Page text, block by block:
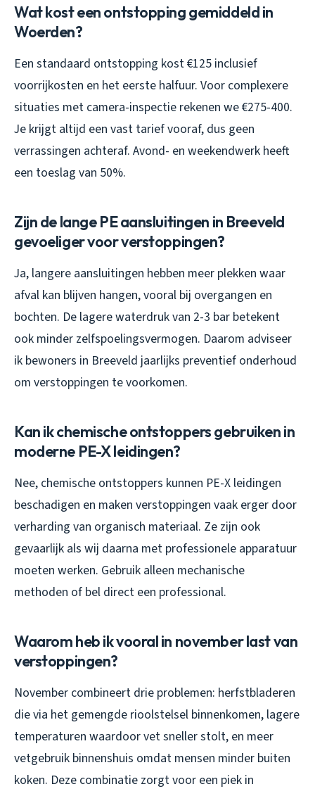
Wat kost een ontstopping gemiddeld in
Woerden?
Een standaard ontstopping kost €125 inclusief
voorrijkosten en het eerste halfuur. Voor complexere
situaties met camera-inspectie rekenen we €275-400.
Je krijgt altijd een vast tarief vooraf, dus geen
verrassingen achteraf. Avond- en weekendwerk heeft
een toeslag van 50%.
Zijn de lange PE aansluitingen in Breeveld
gevoeliger voor verstoppingen?
Ja, langere aansluitingen hebben meer plekken waar
afval kan blijven hangen, vooral bij overgangen en
bochten. De lagere waterdruk van 2-3 bar betekent
ook minder zelfspoelingsvermogen. Daarom adviseer
ik bewoners in Breeveld jaarlijks preventief onderhoud
om verstoppingen te voorkomen.
Kan ik chemische ontstoppers gebruiken in
moderne PE-X leidingen?
Nee, chemische ontstoppers kunnen PE-X leidingen
beschadigen en maken verstoppingen vaak erger door
verharding van organisch materiaal. Ze zijn ook
gevaarlijk als wij daarna met professionele apparatuur
moeten werken. Gebruik alleen mechanische
methoden of bel direct een professional.
Waarom heb ik vooral in november last van
verstoppingen?
November combineert drie problemen: herfstbladeren
die via het gemengde rioolstelsel binnenkomen, lagere
temperaturen waardoor vet sneller stolt, en meer
vetgebruik binnenshuis omdat mensen minder buiten
koken. Deze combinatie zorgt voor een piek in